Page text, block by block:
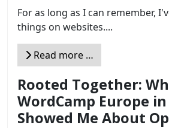
For as long as I can remember,
things on websites....
Read more …
Rooted Together:
WordCamp Europe
Showed Me About